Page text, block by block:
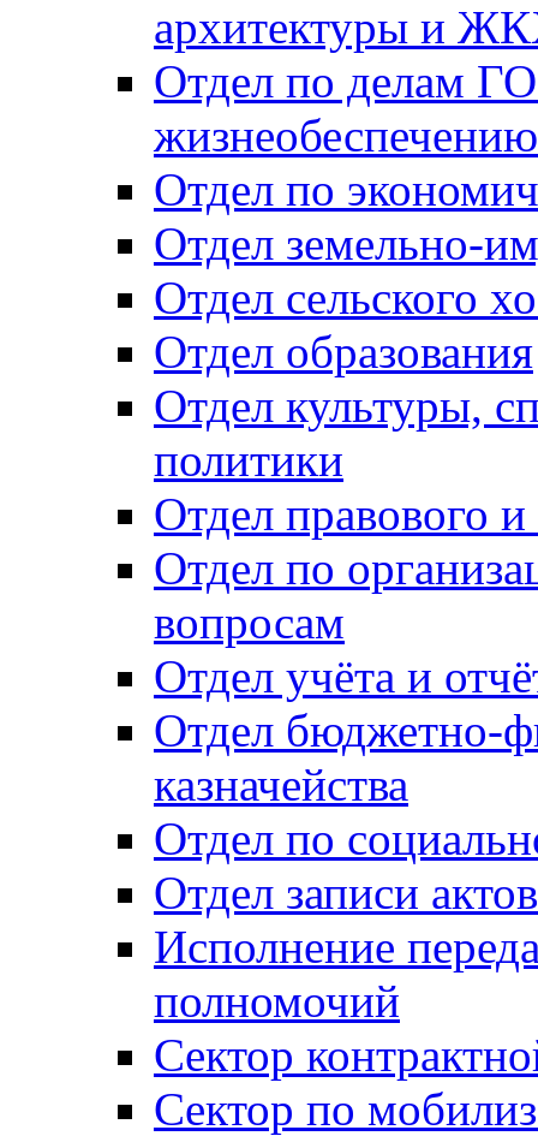
архитектуры и
Отдел по делам
Отдел по
Отдел земельно-
Отдел сельского
Отдел образования
Отдел культуры,
политики
Отдел правового
Отдел по
вопросам
Отдел учёта и
Отдел бюджетно-
казначейства
Отдел по
Отдел записи
Исполнение
полномочий
Сектор
Сектор по